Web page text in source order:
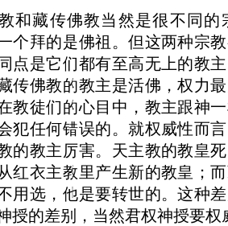
和藏传佛教当然是很不同的
个拜的是佛祖。但这两种宗
点是它们都有至高无上的教
传佛教的教主是活佛，权力
教徒们的心目中，教主跟神
犯任何错误的。就权威性而
的教主厉害。天主教的教皇
红衣主教里产生新的教皇；
用选，他是要转世的。这种
授的差别，当然君权神授要权